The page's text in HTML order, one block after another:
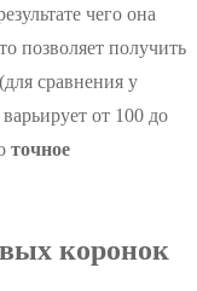
чего она
позволяет получить
сравнения у
от 100 до
точное
коронок